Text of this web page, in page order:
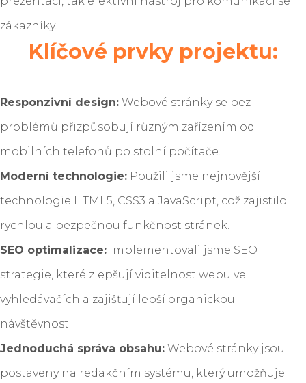
zákazníky.
Klíčové prvky projektu:
Responzivní design: Webové stránky se bez
problémů přizpůsobují různým zařízením od
mobilních telefonů po stolní počítače.
Moderní technologie: Použili jsme nejnovější
technologie HTML5, CSS3 a JavaScript, což zajistilo
rychlou a bezpečnou funkčnost stránek.
SEO optimalizace: Implementovali jsme SEO
strategie, které zlepšují viditelnost webu ve
vyhledávačích a zajišťují lepší organickou
návštěvnost.
Jednoduchá správa obsahu: Webové stránky jsou
postaveny na redakčním systému, který umožňuje